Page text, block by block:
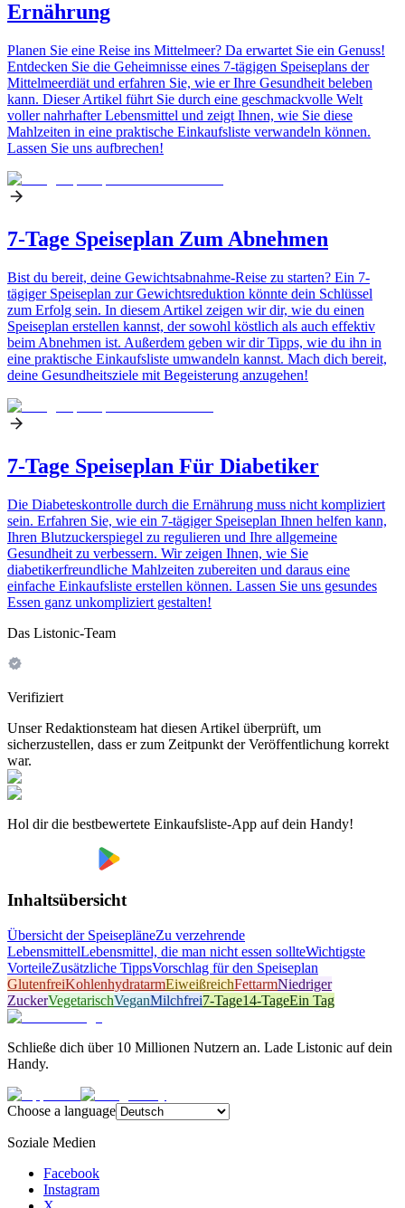
Ernährung
Planen Sie eine Reise ins Mittelmeer? Da erwartet Sie ein Genuss!
Entdecken Sie die Geheimnisse eines 7-tägigen Speiseplans der
Mittelmeerdiät und erfahren Sie, wie er Ihre Gesundheit beleben
kann. Dieser Artikel führt Sie durch eine geschmackvolle Welt
voller nahrhafter Lebensmittel und zeigt Ihnen, wie Sie diese
Mahlzeiten in eine praktische Einkaufsliste verwandeln können.
Lassen Sie uns aufbrechen!
7-Tage Speiseplan Zum Abnehmen
Bist du bereit, deine Gewichtsabnahme-Reise zu starten? Ein 7-
tägiger Speiseplan zur Gewichtsreduktion könnte dein Schlüssel
zum Erfolg sein. In diesem Artikel zeigen wir dir, wie du einen
Speiseplan erstellen kannst, der sowohl köstlich als auch effektiv
beim Abnehmen ist. Außerdem geben wir dir Tipps, wie du ihn in
eine praktische Einkaufsliste umwandeln kannst. Mach dich bereit,
deine Gesundheitsziele mit Begeisterung anzugehen!
7-Tage Speiseplan Für Diabetiker
Die Diabeteskontrolle durch die Ernährung muss nicht kompliziert
sein. Erfahren Sie, wie ein 7-tägiger Speiseplan Ihnen helfen kann,
Ihren Blutzuckerspiegel zu regulieren und Ihre allgemeine
Gesundheit zu verbessern. Wir zeigen Ihnen, wie Sie
diabetikerfreundliche Mahlzeiten zubereiten und daraus eine
einfache Einkaufsliste erstellen können. Lassen Sie uns gesundes
Essen ganz unkompliziert gestalten!
Das Listonic-Team
Verifiziert
Unser Redaktionsteam hat diesen Artikel überprüft, um
sicherzustellen, dass er zum Zeitpunkt der Veröffentlichung korrekt
war.
Hol dir die bestbewertete Einkaufsliste-App auf dein Handy!
Inhaltsübersicht
Übersicht der SpeisepläneZu verzehrende
LebensmittelLebensmittel, die man nicht essen sollteWichtigste
VorteileZusätzliche TippsVorschlag für den Speiseplan
GlutenfreiKohlenhydratarmEiweißreichFettarmNiedriger
ZuckerVegetarischVeganMilchfrei7-Tage14-TageEin Tag
Schließe dich über 10 Millionen Nutzern an. Lade Listonic auf dein
Handy.
Choose a language
Soziale Medien
Facebook
Instagram